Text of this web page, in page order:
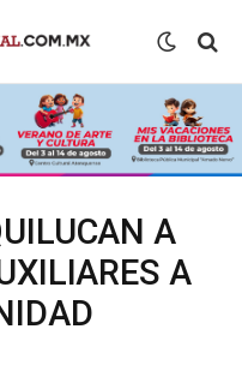
A
A